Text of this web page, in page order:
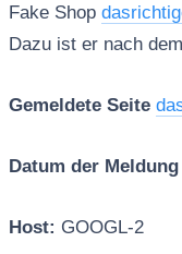
Fake Shop
Dazu ist er nach
Gemeldete Seite
Datum der Meldung
Host: GOOGL-2